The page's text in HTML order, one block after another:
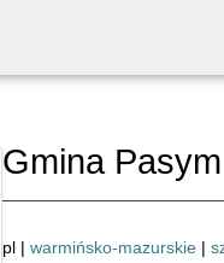
Gmina Pasym
pl | warmińsko-mazurskie|